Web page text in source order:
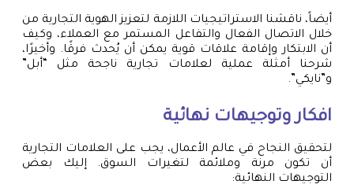
أيضاً، ناقشنا الاستراتيجيات اللازمة لتعزيز الهوية التجارية من
خلال الاتصال الفعال والتفاعل المستمر مع العملاء، وكيف
أن الابتكار وإقامة علاقات قوية يمكن أن يُحدث فرقًا. وأخيرًا،
شرحنا أمثلة عملية لعلامات تجارية ناجحة مثل “أبل”
و”نايكي”.
افكار وتوجيهات نهائية
لتحقيق النجاح في عالم الأعمال، يجب على العلامات التجارية
أن تكون مرنة وملائمة لتغيرات السوق. إليك بعض
التوجيهات النهائية: